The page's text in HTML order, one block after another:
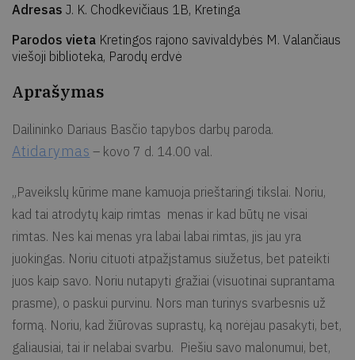
Adresas J. K. Chodkevičiaus 1B, Kretinga
Parodos vieta Kretingos rajono savivaldybės M. Valančiaus
viešoji biblioteka, Parodų erdvė
Aprašymas
Dailininko Dariaus Basčio tapybos darbų paroda.
Atidarymas – kovo 7 d. 14.00 val.
„Paveikslų kūrime mane kamuoja prieštaringi tikslai. Noriu,
kad tai atrodytų kaip rimtas menas ir kad būtų ne visai
rimtas. Nes kai menas yra labai labai rimtas, jis jau yra
juokingas. Noriu cituoti atpažįstamus siužetus, bet pateikti
juos kaip savo. Noriu nutapyti gražiai (visuotinai suprantama
prasme), o paskui purvinu. Nors man turinys svarbesnis už
formą. Noriu, kad žiūrovas suprastų, ką norėjau pasakyti, bet,
galiausiai, tai ir nelabai svarbu. Piešiu savo malonumui, bet,